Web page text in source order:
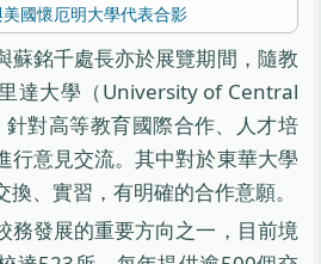
國懷厄明大學代表合影
蘇銘千處長亦於展覽期間，隨教
達大學（University of Central
針對高等教育國際合作、人才培
行意見交流。其中對於東華大學
、實習，有明確的合作意願。
務發展的重要方向之一，目前境